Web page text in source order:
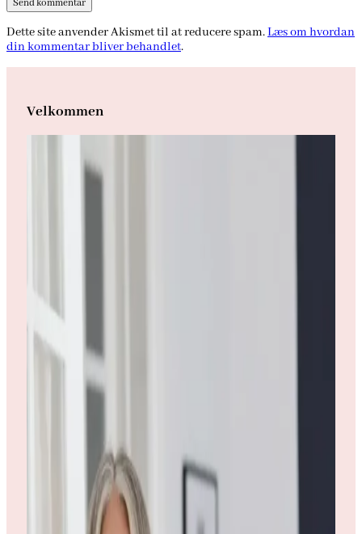
Dette site anvender Akismet til at reducere spam.Læs om hvordan
din kommentar bliver behandlet.
Velkommen